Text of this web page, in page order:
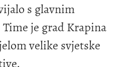
s glavnim
je grad Krapina
velike svjetske